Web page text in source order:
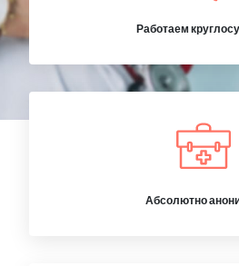
Работаем
Абсолютно